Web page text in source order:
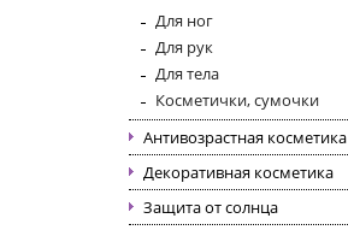
Для ног
Для рук
Для тела
Косметички, сумочки
Антивозрастная косметика
Декоративная косметика
Защита от солнца